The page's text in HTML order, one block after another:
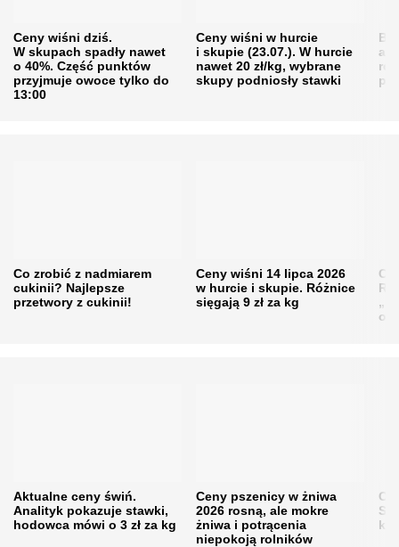
Ceny wiśni dziś.
W skupach spadły nawet
o 40%. Część punktów
przyjmuje owoce tylko do
13:00
Ceny wiśni w hurcie
i skupie (23.07.). W hurcie
nawet 20 zł/kg, wybrane
skupy podniosły stawki
Co zrobić z nadmiarem
cukinii? Najlepsze
przetwory z cukinii!
Ceny wiśni 14 lipca 2026
w hurcie i skupie. Różnice
sięgają 9 zł za kg
Aktualne ceny świń.
Analityk pokazuje stawki,
hodowca mówi o 3 zł za kg
Ceny pszenicy w żniwa
2026 rosną, ale mokre
żniwa i potrącenia
niepokoją rolników